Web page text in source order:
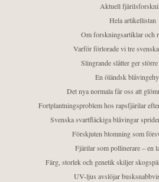
Aktuell
Hela artikellistan
Om forskningsartiklar och
Varför förlorade vi tre
Slingrande slåtter ger
En öländsk
Det nya normala får oss att
Fortplantningsproblem hos rapsfjärilar
Svenska svartfläckiga blåvingar
Förskjuten blomning som
Fjärilar som pollinerare – en
Färg, storlek och genetik skiljer
UV-ljus avslöjar